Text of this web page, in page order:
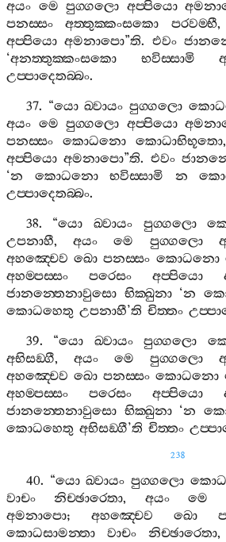
අයං මෙ පුග‍්ගලො අප‍්පියො
පනස‍්සං
අත‍්තුක‍්කංසකො පරවම‍්භී,
අප‍්පියො අමනාපො”ති. එවං
‘අනත‍්තුක‍්කංසකො භවිස‍්සාමි
උප‍්පාදෙතබ‍්බං.
37. “යො ඛ‍්වායං පුග‍්ගලො
අයං මෙ පුග‍්ගලො අප‍්පියො
පනස‍්සං
කොධනො කොධාභිභූතො
අප‍්පියො අමනාපො”ති. එවං
‘න කොධනො භවිස‍්සාමි න
උප‍්පාදෙතබ‍්බං.
38. “යො ඛ‍්වායං පුග‍්ගලො
උපනාහී,අයං මෙ පුග‍්ගලො
අහඤ‍්චෙව ඛො පනස‍්සං කොධනො
අහම‍්පස‍්සං
පරෙසං අප‍්පියො
ජානන‍්තෙනාවුසො භික‍්ඛුනා‘න
කොධහෙතු උපනාහී’ති චිත‍්තං
39. “යො ඛ‍්වායං පුග‍්ගලො
අභිසඞ‍්ගී, අයං මෙ පුග‍්ගලො
අහඤ‍්චෙව ඛො පනස‍්සං කොධනො
අහම‍්පස‍්සං
පරෙසං අප‍්පියො
ජානන‍්තෙනාවුසො භික‍්ඛුනා‘න
කොධහෙතු අභිසඞ‍්ගී’ති චිත‍්තං
238
40. “යො ඛ‍්වායං පුග‍්ගලො
වාචං
නිච‍්ඡාරෙතා, අයං මෙ
අමනාපො; අහඤ‍්චෙව ඛො
කොධසාමන‍්තා
වාචං නිච‍්ඡාරෙතා,